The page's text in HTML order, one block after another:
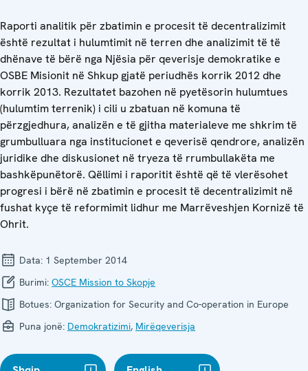
Raporti analitik për zbatimin e procesit të decentralizimit
është rezultat i hulumtimit në terren dhe analizimit të të
dhënave të bërë nga Njësia për qeverisje demokratike e
OSBE Misionit në Shkup gjatë periudhës korrik 2012 dhe
korrik 2013. Rezultatet bazohen në pyetësorin hulumtues
(hulumtim terrenik) i cili u zbatuan në komuna të
përzgjedhura, analizën e të gjitha materialeve me shkrim të
grumbulluara nga institucionet e qeverisë qendrore, analizën
juridike dhe diskusionet në tryeza të rrumbullakëta me
bashkëpunëtorë. Qëllimi i raporitit është që të vlerësohet
progresi i bërë në zbatimin e procesit të decentralizimit në
fushat kyçe të reformimit lidhur me Marrëveshjen Kornizë të
Ohrit.
Data: 1 September 2014
Burimi: OSCE Mission to Skopje
Botues: Organization for Security and Co-operation in Europe
Puna jonë: Demokratizimi, Mirëqeverisja